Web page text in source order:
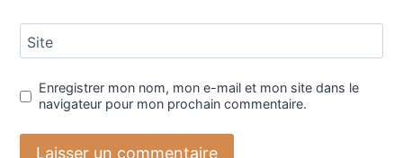
Site
Enregistrer mon nom, mon e-mail et mon site dans le
navigateur pour mon prochain commentaire.